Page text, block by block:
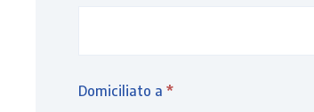
Domiciliato a *